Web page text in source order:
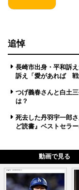
追悼
長崎市出身・平和訴
訴え「愛があれば 戦
つげ義春さんと白土
は？
死去した丹羽宇一郎
ど読書』ベストセラ
動画で見る